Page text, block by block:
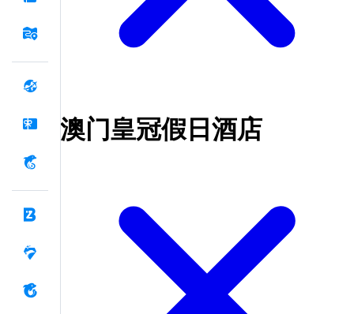
澳门皇冠假日酒店